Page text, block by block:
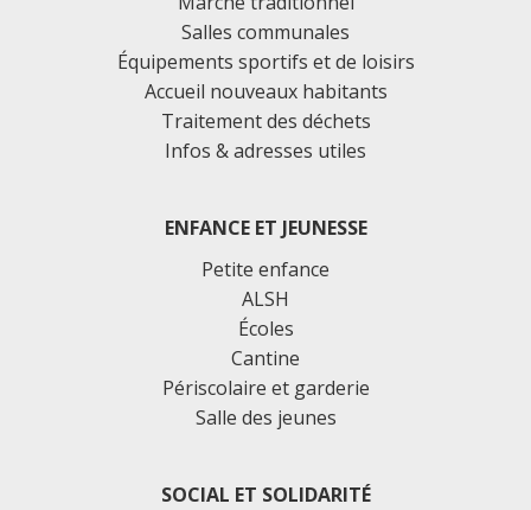
Salles communales
Équipements sportifs et de loisirs
Accueil nouveaux habitants
Traitement des déchets
Infos & adresses utiles
ENFANCE ET JEUNESSE
Petite enfance
ALSH
Écoles
Cantine
Périscolaire et garderie
Salle des jeunes
SOCIAL ET SOLIDARITÉ